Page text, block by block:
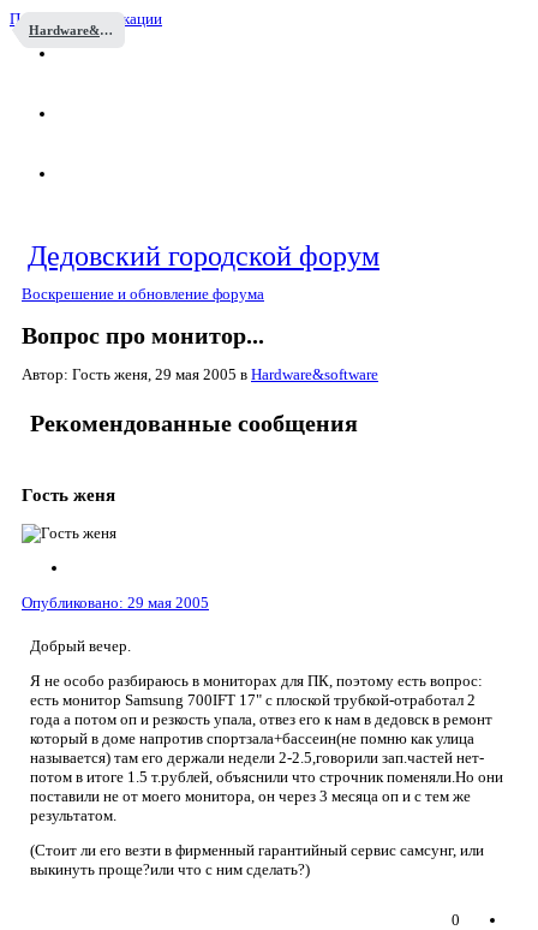
Перейти к публикации
Hardware&software
Дедовский городской форум
Воскрешение и обновление форума
Вопрос про монитор...
Автор: Гость женя, 29 мая 2005 в Hardware&software
Рекомендованные сообщения
Гость женя
Опубликовано: 29 мая 2005
Добрый вечер.
Я не особо разбираюсь в мониторах для ПК, поэтому есть вопрос:
есть монитор Samsung 700IFT 17" с плоской трубкой-отработал 2
года а потом оп и резкость упала, отвез его к нам в дедовск в ремонт
который в доме напротив спортзала+бассеин(не помню как улица
называется) там его держали недели 2-2.5,говорили зап.частей нет-
потом в итоге 1.5 т.рублей, объяснили что строчник поменяли.Но они
поставили не от моего монитора, он через 3 месяца оп и с тем же
результатом.
(Стоит ли его везти в фирменный гарантийный сервис самсунг, или
выкинуть проще?или что с ним сделать?)
0